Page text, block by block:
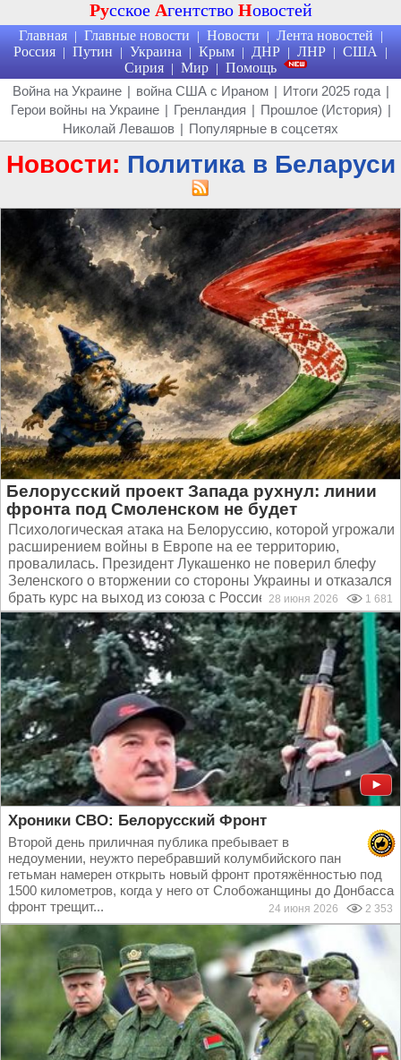
Русское Агентство Новостей
Главная | Главные новости | Новости | Лента новостей |
Россия | Путин | Украина | Крым | ДНР | ЛНР | США |
Сирия | Мир | Помощь
Война на Украине | война США с Ираном | Итоги 2025 года |
Герои войны на Украине | Гренландия | Прошлое (История) |
Николай Левашов | Популярные в соцсетях
Новости: Политика в Беларуси
Белорусский проект Запада рухнул: линии
фронта под Смоленском не будет
Психологическая атака на Белоруссию, которой угрожали
расширением войны в Европе на ее территорию,
провалилась. Президент Лукашенко не поверил блефу
Зеленского о вторжении со стороны Украины и отказался
брать курс на выход из союза с Россией. Смысл...
28 июня 2026 1 681
Хроники СВО: Белорусский Фронт
Второй день приличная публика пребывает в
недоумении, неужто перебравший колумбийского пан
гетьман намерен открыть новый фронт протяжённостью под
1500 километров, когда у него от Слобожанщины до Донбасса
фронт трещит...
24 июня 2026 2 353